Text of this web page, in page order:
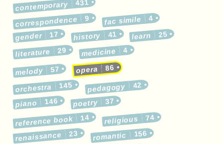
contemporary 431
correspondence 9 fac simile 4
gender 17 history 41 learn 25
literature 29 medicine 4
melody 57 opera 86
orchestra 145 pedagogy 42
piano 146 poetry 37
reference book 14 religious 74
renaissance 23 romantic 156